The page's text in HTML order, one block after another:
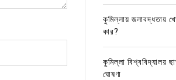
কুমিল্লায় জলাবদ্ধতায়
কার?
কুমিল্লা বিশ্ববিদ্যালয়
ঘোষণা